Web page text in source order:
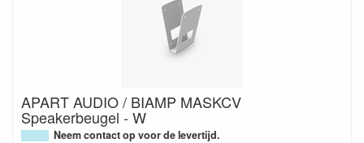
APART AUDIO / BIAMP MASKCV
Speakerbeugel - W
Neem contact op voor de levertijd.